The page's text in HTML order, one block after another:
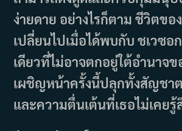
ง่ายดาย อย่างไรก็ตาม ชีวิตของ
เปลี่ยนไปเมื่อได้พบกับ ชเวซอ
เดียวที่ไม่อาจตกอยู่ใต้อำนาจข
เผชิญหน้าครั้งนี้ปลุกทั้งสัญชา
และความตื่นเต้นที่เธอไม่เคย